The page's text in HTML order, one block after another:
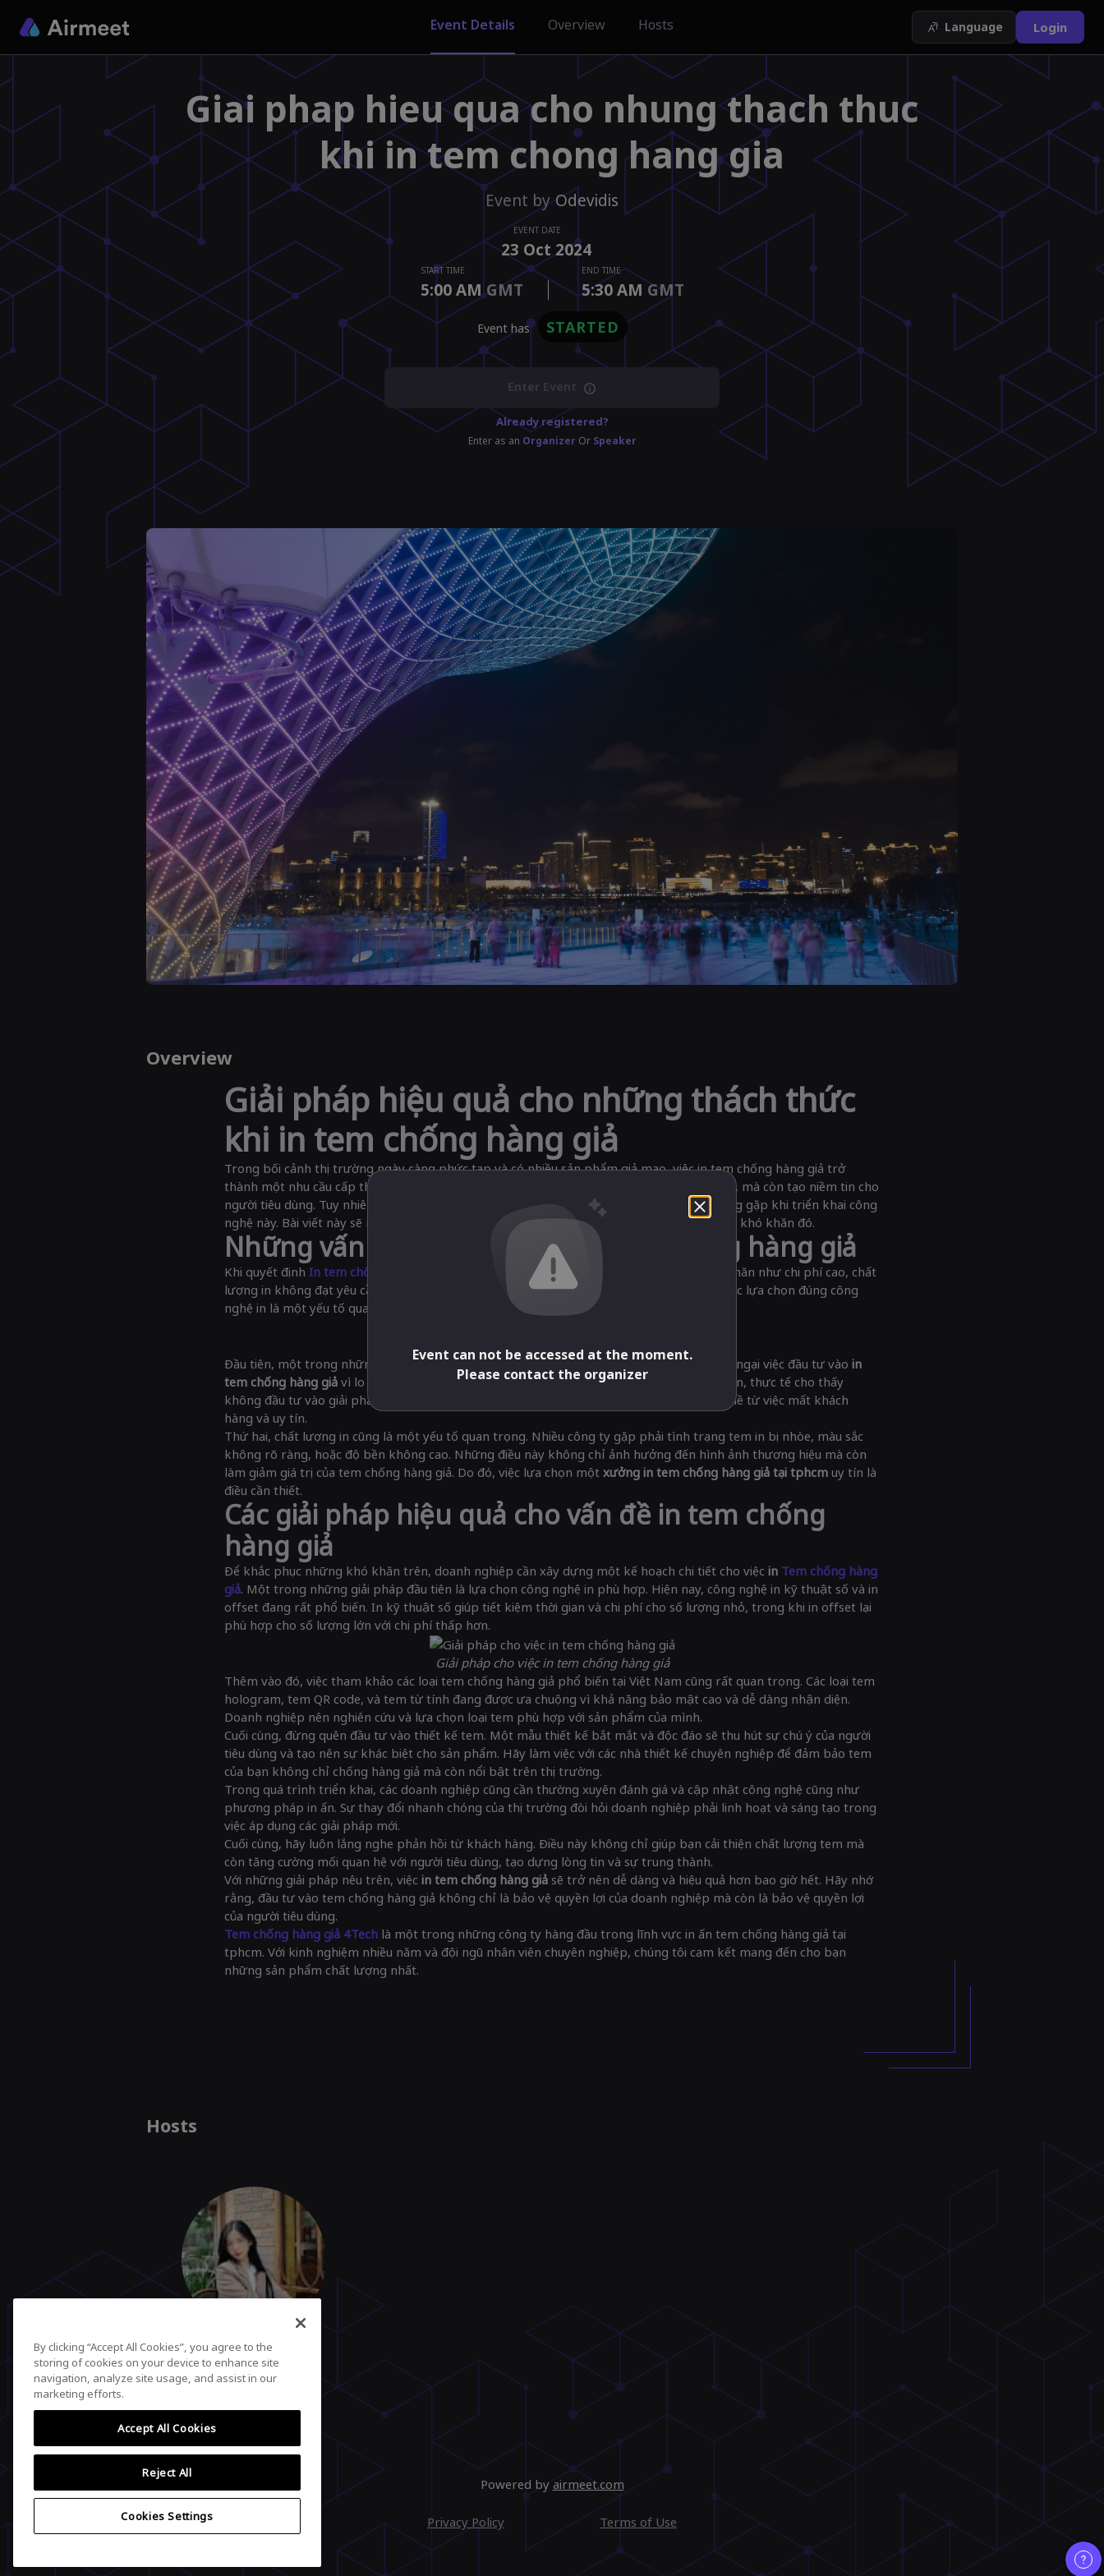
Event Details Overview Hosts Language Login
Giai phap hieu qua cho nhung thach thuc
khi in tem chong hang gia
Event by Odevidis
EVENT DATE
23 Oct 2024
START TIME
5:00 AMGMT
END TIME
5:30 AM GMT
event has STARTED
Enter Event
Already registered?
Enter as an Organizer Or Speaker
Overview
Giải pháp hiệu quả cho những thách thức
khi in tem chống hàng giả
Trong bối cảnh thị trường ngày càng phức tạp và có nhiều sản phẩm giả mạo, việc in tem chống hàng giả trở
thành một nhu cầu cấp thiết đối với các doanh nghiệp. Không chỉ giúp bảo vệ thương hiệu, mà còn tạo niềm tin cho
người tiêu dùng. Tuy nhiên, không phải ai cũng biết cách để vượt qua những vấn đề thường gặp khi triển khai công
nghệ này. Bài viết này sẽ mang đến cho bạn những giải pháp hữu hiệu để giải quyết những khó khăn đó.
Những vấn đề phổ biến khi in tem chống hàng giả
Khi quyết định In tem chống hàng giả
, các doanh nghiệp thường đối mặt với những khó khăn như chi phí cao, chất
lượng in không đạt yêu cầu, và khả năng nhận diện sản phẩm không rõ ràng. Đặc biệt, việc lựa chọn đúng công
nghệ in là một yếu tố quan trọng để đảm bảo hiệu quả của tem chống hàng giả.
Đầu tiên, một trong những vấn đề lớn nhất là chi phí sản xuất tem. Nhiều doanh nghiệp e ngại việc đầu tư vào in
tem chống hàng giả vì lo ngại rằng chi phí sẽ vượt quá khả năng tài chính của họ. Tuy nhiên, thực tế cho thấy
không đầu tư vào giải pháp này có thể khiến doanh nghiệp phải gánh chịu hậu quả nặng nề từ việc mất khách
hàng và uy tín.
Thứ hai, chất lượng in cũng là một yếu tố quan trọng. Nhiều công ty gặp phải tình trạng tem in bị nhòe, màu sắc
không rõ ràng, hoặc độ bền không cao. Những điều này không chỉ ảnh hưởng đến hình ảnh thương hiệu mà còn
làm giảm giá trị của tem chống hàng giả. Do đó, việc lựa chọn một xưởng in tem chống hàng giả tại tphcm uy tín là
điều cần thiết.
Các giải pháp hiệu quả cho vấn đề in tem chống
hàng giả
Để khắc phục những khó khăn trên, doanh nghiệp cần xây dựng một kế hoạch chi tiết cho việc in Tem chống hàng
giả. Một trong những giải pháp đầu tiên là lựa chọn công nghệ in phù hợp. Hiện nay, công nghệ in kỹ thuật số và in
offset đang rất phổ biến. In kỹ thuật số giúp tiết kiệm thời gian và chi phí cho số lượng nhỏ, trong khi in offset lại
phù hợp cho số lượng lớn với chi phí thấp hơn.
Giải pháp cho việc in tem chống hàng giả
Thêm vào đó, việc tham khảo các loại tem chống hàng giả phổ biến tại Việt Nam cũng rất quan trọng. Các loại tem
hologram, tem QR code, và tem từ tính đang được ưa chuộng vì khả năng bảo mật cao và dễ dàng nhận diện.
Doanh nghiệp nên nghiên cứu và lựa chọn loại tem phù hợp với sản phẩm của mình.
Cuối cùng, đừng quên đầu tư vào thiết kế tem. Một mẫu thiết kế bắt mắt và độc đáo sẽ thu hút sự chú ý của người
tiêu dùng và tạo nên sự khác biệt cho sản phẩm. Hãy làm việc với các nhà thiết kế chuyên nghiệp để đảm bảo tem
của bạn không chỉ chống hàng giả mà còn nổi bật trên thị trường.
Trong quá trình triển khai, các doanh nghiệp cũng cần thường xuyên đánh giá và cập nhật công nghệ cũng như
phương pháp in ấn. Sự thay đổi nhanh chóng của thị trường đòi hỏi doanh nghiệp phải linh hoạt và sáng tạo trong
việc áp dụng các giải pháp mới.
Cuối cùng, hãy luôn lắng nghe phản hồi từ khách hàng. Điều này không chỉ giúp bạn cải thiện chất lượng tem mà
còn tăng cường mối quan hệ với người tiêu dùng, tạo dựng lòng tin và sự trung thành.
Với những giải pháp nêu trên, việc in tem chống hàng giả sẽ trở nên dễ dàng và hiệu quả hơn bao giờ hết. Hãy nhớ
rằng, đầu tư vào tem chống hàng giả không chỉ là bảo vệ quyền lợi của doanh nghiệp mà còn là bảo vệ quyền lợi
của người tiêu dùng.
Tem chống hàng giả 4Tech là một trong những công ty hàng đầu trong lĩnh vực in ấn tem chống hàng giả tại
tphcm. Với kinh nghiệm nhiều năm và đội ngũ nhân viên chuyên nghiệp, chúng tôi cam kết mang đến cho bạn
những sản phẩm chất lượng nhất.
Hosts
Balia Keroa
View profile
Powered by airmeet.com
Privacy Policy Terms of Use
Event can not be accessed at the moment.
Please contact the organizer
By clicking “Accept All Cookies”, you agree to the
storing of cookies on your device to enhance site
navigation, analyze site usage, and assist in our
marketing efforts.
Accept All Cookies
Reject All
Cookies Settings